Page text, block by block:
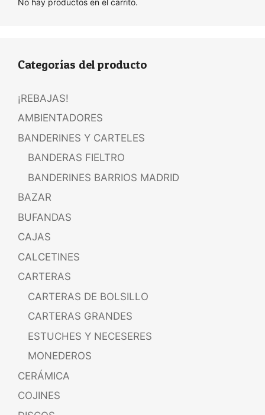
No hay productos en el carrito.
Categorías del producto
¡REBAJAS!
AMBIENTADORES
BANDERINES Y CARTELES
BANDERAS FIELTRO
BANDERINES BARRIOS MADRID
BAZAR
BUFANDAS
CAJAS
CALCETINES
CARTERAS
CARTERAS DE BOLSILLO
CARTERAS GRANDES
ESTUCHES Y NECESERES
MONEDEROS
CERÁMICA
COJINES